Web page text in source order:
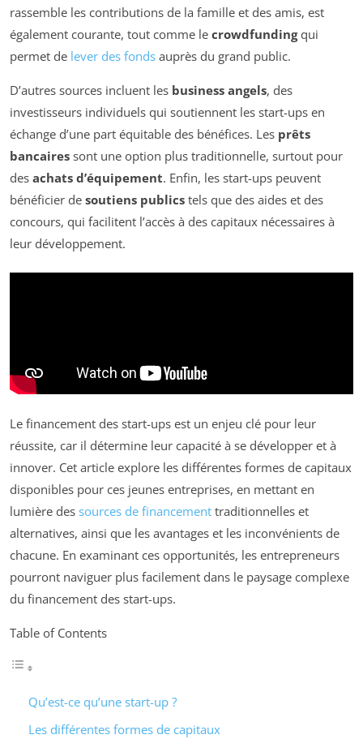
rassemble les contributions de la famille et des amis, est
également courante, tout comme le crowdfundingqui
permet de lever des fonds auprès du grand public.
D’autres sources incluent les business angels, des
investisseurs individuels qui soutiennent les start-ups en
échange d’une part équitable des bénéfices. Les prêts
bancaires sont une option plus traditionnelle, surtout pour
des achats d’équipement. Enfin, les start-ups peuvent
bénéficier de soutiens publics tels que des aides et des
concours, qui facilitent l’accès à des capitaux nécessaires à
leur développement.
Le financement des start-ups est un enjeu clé pour leur
réussite, car il détermine leur capacité à se développer et à
innover. Cet article explore les différentes formes de capitaux
disponibles pour ces jeunes entreprises, en mettant en
lumière des sources de financement traditionnelles et
alternatives, ainsi que les avantages et les inconvénients de
chacune. En examinant ces opportunités, les entrepreneurs
pourront naviguer plus facilement dans le paysage complexe
du financement des start-ups.
Table of Contents
Qu’est-ce qu’une start-up ?
Les différentes formes de capitaux